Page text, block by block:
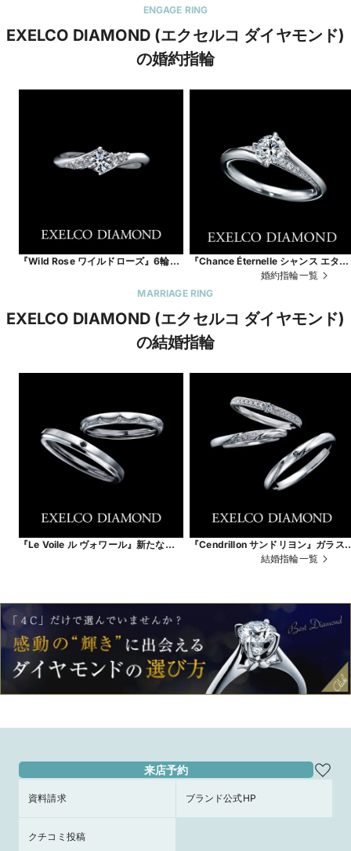
ENGAGE RING
EXELCO DIAMOND (エクセルコ ダイヤモンド)
の婚約指輪
『Wild Rose ワイルドローズ』6輪の
が、薬指の上で咲き誇るリング
『Chance Éternelle シャンス エター
ナル』永遠に続く幸運。
婚約指輪一覧
MARRIAGE RING
EXELCO DIAMOND (エクセルコ ダイヤモンド)
の結婚指輪
『Le Voile ル ヴォワール』新たなる
『Cendrillon サンドリヨン』ガラス
靴が導く、永遠の幸福結婚指輪一覧
来店予約
資料請求 ブランド公式HP
クチコミ投稿